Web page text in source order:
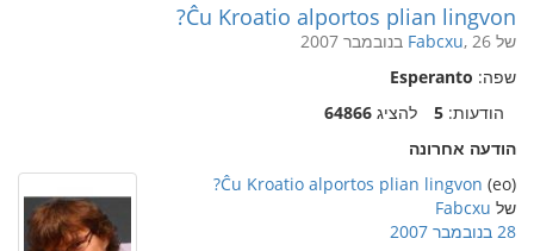
Ĉu Kroatio alportos plian lingvon?
של Fabcxu, 26 בנובמבר 2007
שפה: Esperanto
הודעות: 5 להציג 64866
הודעה אחרונה
(eo)
Ĉu Kroatio alportos plian lingvon?
של Fabcxu
28 בנובמבר 2007